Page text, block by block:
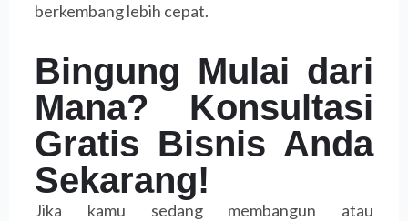
berkembang lebih cepat.
Bingung Mulai dari
Mana? Konsultasi
Gratis Bisnis Anda
Sekarang!
Jika kamu sedang membangun atau